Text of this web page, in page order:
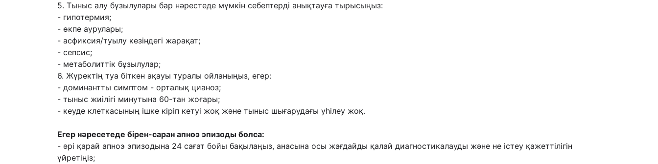
5. Тыныс алу бұзылулары бар нəрестеде мүмкін себептерді анықтауға тырысыңыз:
- гипотермия;
- өкпе аурулары;
- асфиксия/туылу кезіндегі жарақат;
- сепсис;
- метаболиттік бұзылулар;
6. Жүректің туа біткен ақауы туралы ойланыңыз, егер:
- доминантты симптом - орталық цианоз;
- тыныс жиілігі минутына 60-тан жоғары;
- кеуде клеткасының ішке кіріп кетуі жоқ жəне тыныс шығарудағы уһілеу жоқ.
Егер нəресетеде бірен-саран апноэ эпизоды болса:
- əрі қарай апноэ эпизодына 24 сағат бойы бақылаңыз, анасына осы жағдайды қалай диагностикалауды жəне не істеу қажеттілігін
үйретіңіз;